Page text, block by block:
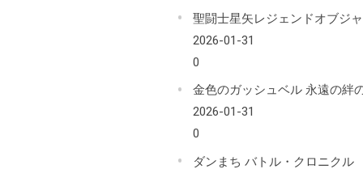
聖闘士星矢レジェンドオブジ
2026-01-31
0
金色のガッシュベル 永遠の絆
2026-01-31
0
ダンまち バトル・クロニクル